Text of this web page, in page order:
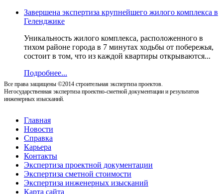
Завершена экспертиза крупнейшего жилого комплекса в
Геленджике
Уникальность жилого комплекса, расположенного в
тихом районе города в 7 минутах ходьбы от побережья,
состоит в том, что из каждой квартиры открываются...
Подробнее...
Все права защищены ©2014 строительная экспертиза проектов.
Негосударственная экспертиза проектно-сметной документации и результатов
инженерных изысканий.
Главная
Новости
Справка
Карьера
Контакты
Экспертиза проектной документации
Экспертиза сметной стоимости
Экспертиза инженерных изысканий
Карта сайта